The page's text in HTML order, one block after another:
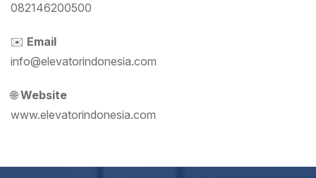
082146200500
✉️ Email
info@elevatorindonesia.com
🌐Website
www.elevatorindonesia.com